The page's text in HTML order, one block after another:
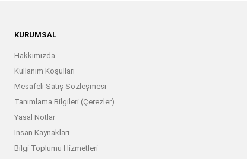
KURUMSAL
Hakkımızda
Kullanım Koşulları
Mesafeli Satış Sözleşmesi
Tanımlama Bilgileri (Çerezler)
Yasal Notlar
İnsan Kaynakları
Bilgi Toplumu Hizmetleri